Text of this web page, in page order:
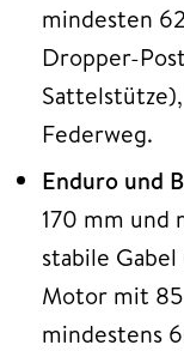
mindesten
Dropper-
Federweg.
Enduro und
170 mm und
stabile
Motor mit
mindestens